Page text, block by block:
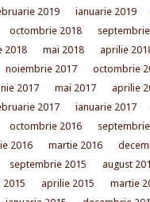
2019 ianuarie 2019
octombrie 2018
2018 mai 2018 aprilie
noiembrie 2017
octombrie
2017 mai 2017
aprilie
2017 ianuarie 2017
octombrie 2016
2016 martie 2016
septembrie 2015 august
2015 aprilie 2015
martie